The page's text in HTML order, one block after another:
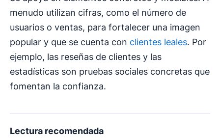
menudo utilizan cifras, como el número de
usuarios o ventas, para fortalecer una imagen
popular y que se cuenta con clientes leales. Por
ejemplo, las reseñas de clientes y las
estadísticas son pruebas sociales concretas que
fomentan la confianza.
Lectura recomendada